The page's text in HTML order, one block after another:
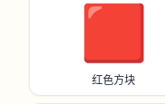
🟥
红色方块